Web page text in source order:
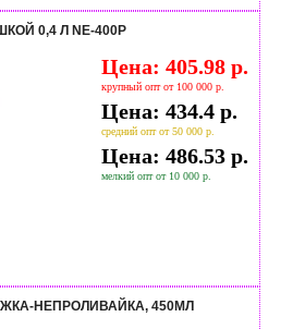
0,4 Л NE-400P
Цена: 405.98 р.
крупный опт от 100 000 р.
Цена: 434.4 р.
средний опт от 50 000 р.
Цена: 486.53 р.
мелкий опт от 10 000 р.
НЕПРОЛИВАЙКА, 450МЛ